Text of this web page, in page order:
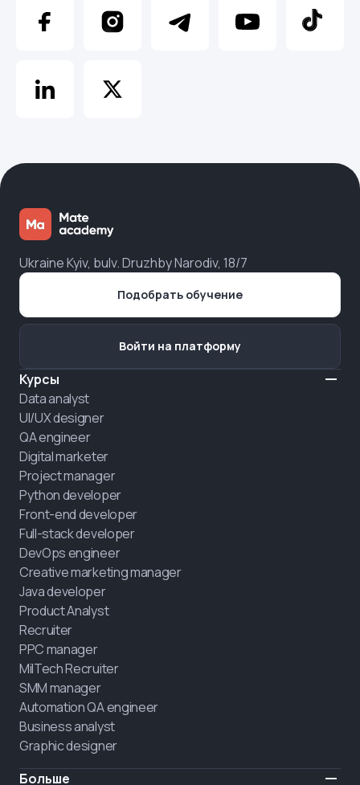
Ukraine Kyiv, bulv. Druzhby Narodiv, 18/7
Курсы
Data analyst
UI/UX designer
QA engineer
Digital marketer
Project manager
Python developer
Front-end developer
Full-stack developer
DevOps engineer
Creative marketing manager
Java developer
Product Analyst
Recruiter
PPC manager
MilTech Recruiter
SMM manager
Automation QA engineer
Business analyst
Graphic designer
Больше
Подобрать обучение
Войти на платформу